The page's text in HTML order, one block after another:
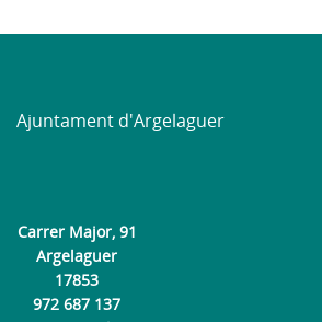
Carrer Major, 91
Argelaguer
17853
972 687 137
Ajuntament d'Argelaguer